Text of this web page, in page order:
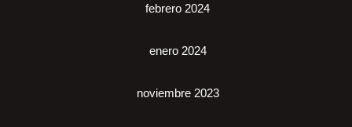
febrero 2024
enero 2024
noviembre 2023